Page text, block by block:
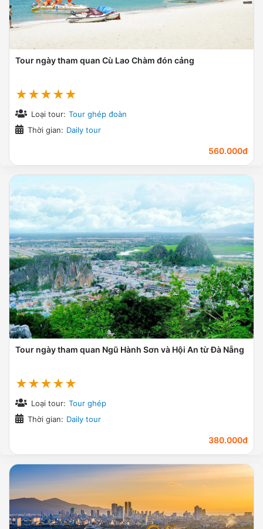
Tour ngày tham quan Cù Lao Chàm đón cảng
★★★★★
Loại tour: Tour ghép đoàn
Thời gian: Daily tour
560.000đ
Tour ngày tham quan Ngũ Hành Sơn và Hội An từ Đà Nẵng
★★★★★
Loại tour: Tour ghép
Thời gian: Daily tour
380.000đ